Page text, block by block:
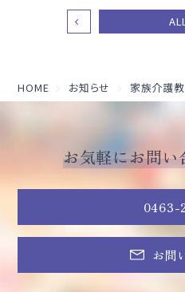
HOME お知らせ 家族介護
お気軽にお問
0463-
お問